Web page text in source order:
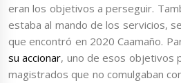
eran los objetivos a perseguir.
estaba al mando de los servicios,
que encontró en 2020 Caamaño.
su accionar, uno de esos objetivos
magistrados que no comulgaban